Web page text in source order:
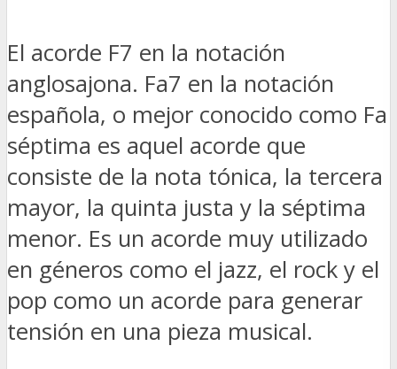
El acorde F7 en la notación
anglosajona. Fa7 en la notación
española, o mejor conocido como Fa
séptima es aquel acorde que
consiste de la nota tónica, la tercera
mayor, la quinta justa y la séptima
menor. Es un acorde muy utilizado
en géneros como el jazz, el rock y el
pop como un acorde para generar
tensión en una pieza musical.